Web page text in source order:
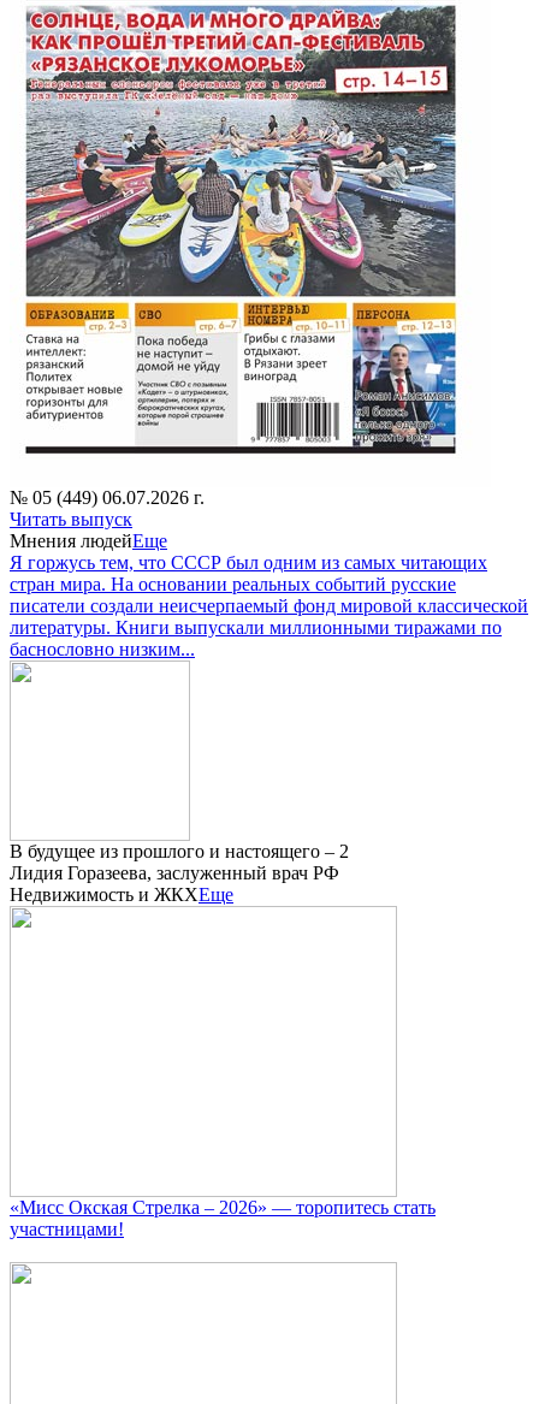
№ 05 (449) 06.07.2026 г.
Читать выпуск
Мнения людейЕще
Я горжусь тем, что СССР был одним из самых читающих
стран мира. На основании реальных событий русские
писатели создали неисчерпаемый фонд мировой классической
литературы. Книги выпускали миллионными тиражами по
баснословно низким...
В будущее из прошлого и настоящего – 2
Лидия Горазеева, заслуженный врач РФ
Недвижимость и ЖКХЕще
«Мисс Окская Стрелка – 2026» — торопитесь стать
участницами!